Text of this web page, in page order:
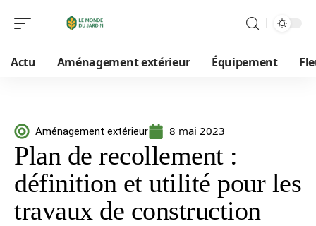
Actu Aménagement extérieur Équipement
Aménagement extérieur 8 mai 2023
Plan de recollement :
définition et utilité pour les
travaux de construction